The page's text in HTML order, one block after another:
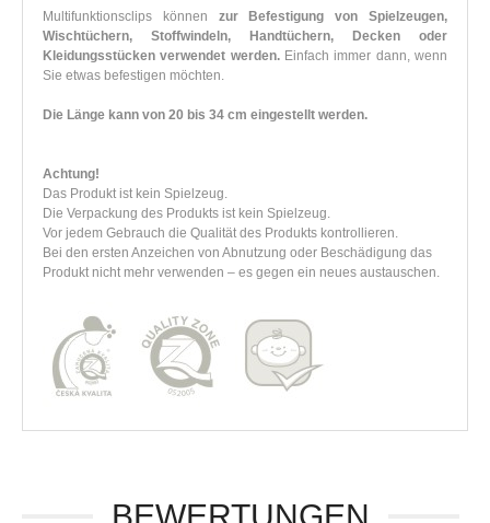
Multifunktionsclips können zur Befestigung von Spielzeugen,
Wischtüchern, Stoffwindeln, Handtüchern, Decken oder
Kleidungsstücken verwendet werden.Einfach immer dann, wenn
Sie etwas befestigen möchten.
Die Länge kann von 20 bis 34 cm eingestellt werden.
Achtung!
Das Produkt ist kein Spielzeug.
Die Verpackung des Produkts ist kein Spielzeug.
Vor jedem Gebrauch die Qualität des Produkts kontrollieren.
Bei den ersten Anzeichen von Abnutzung oder Beschädigung das
Produkt nicht mehr verwenden – es gegen ein neues austauschen.